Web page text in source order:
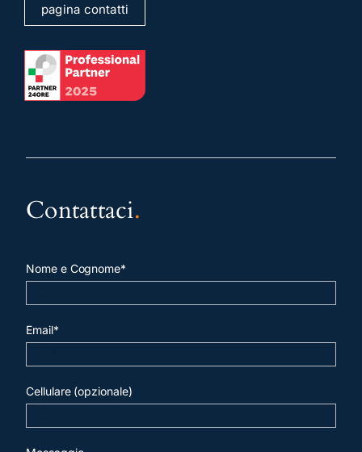
pagina contatti
Contattaci.
Nome e Cognome*
Email*
Cellulare (opzionale)